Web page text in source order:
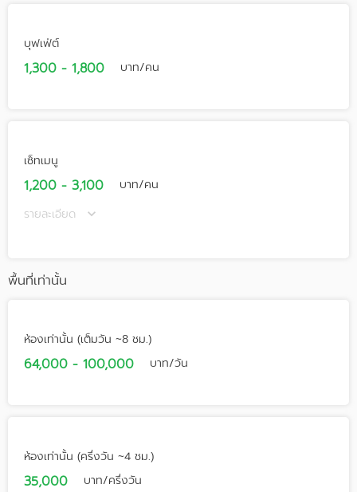
บุฟเฟ่ต์
1,300 - 1,800 บาท/คน
เซ็ทเมนู
1,200 - 3,100
บาท/คน
รายละเอียด
พื้นที่เท่านั้น
ห้องเท่านั้น (เต็มวัน ~8 ชม.)
64,000 - 100,000 บาท/วัน
ห้องเท่านั้น (ครึ่งวัน ~4 ชม.)
35,000 บาท/ครึ่งวัน